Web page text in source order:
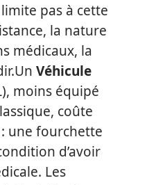
pas à cette
la nature
médicaux, la
Véhicule
moins équipé
coûte
une fourchette
d’avoir
Les